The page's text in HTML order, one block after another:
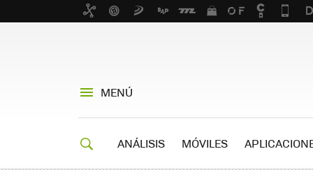
MENÚ
ANÁLISIS MÓVILES